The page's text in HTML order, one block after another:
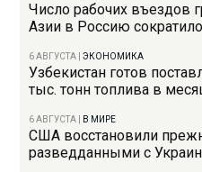
Число рабочих въездов
Азии в Россию
6 АВГУСТА |ЭКОНОМИКА
Узбекистан готов
тыс. тонн топлива в
6 АВГУСТА В МИРЕ
США восстановили
разведданными с